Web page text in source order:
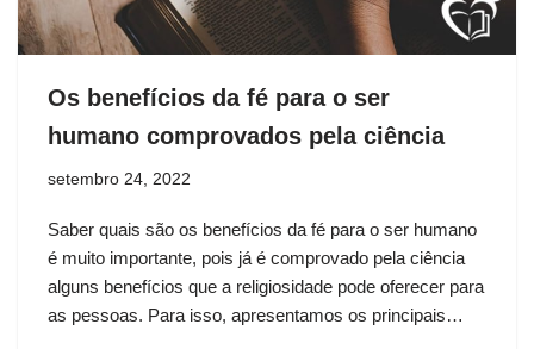
Os benefícios da fé para o ser
humano comprovados pela ciência
setembro 24, 2022
Saber quais são os benefícios da fé para o ser humano
é muito importante, pois já é comprovado pela ciência
alguns benefícios que a religiosidade pode oferecer para
as pessoas. Para isso, apresentamos os principais…